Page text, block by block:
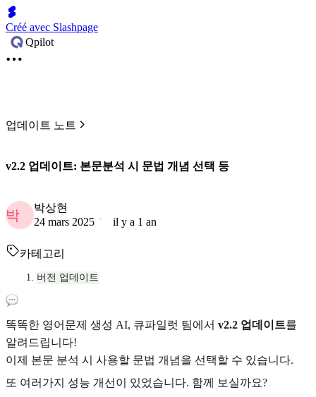
Créé avec Slashpage
Qpilot
업데이트 노트
v2.2 업데이트: 본문분석 시 문법 개념 선택 등
박
박상현
24 mars 2025
il y a 1 an
카테고리
버전 업데이트
똑똑한 영어문제 생성 AI, 큐파일럿 팀에서 v2.2 업데이트를
알려드립니다!
이제 본문 분석 시 사용할 문법 개념을 선택할 수 있습니다.
또 여러가지 성능 개선이 있었습니다. 함께 보실까요?